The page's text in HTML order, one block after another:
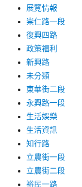
展覽情報
崇仁路一段
復興四路
政策福利
新興路
未分類
東華街二段
永興路一段
生活娛樂
生活資訊
知行路
立農街一段
立農街二段
裕民一路